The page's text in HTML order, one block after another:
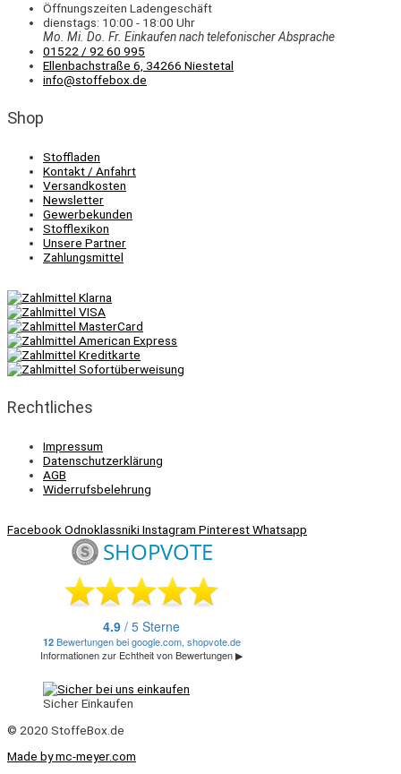
Öffnungszeiten Ladengeschäft
dienstags: 10:00 - 18:00 Uhr
Mo. Mi. Do. Fr. Einkaufennach telefonischer Absprache
01522 / 92 60 995
Ellenbachstraße 6, 34266 Niestetal
info@stoffebox.de
Shop
Stoffladen
Kontakt / Anfahrt
Versandkosten
Newsletter
Gewerbekunden
Stofflexikon
Unsere Partner
Zahlungsmittel
Rechtliches
Impressum
Datenschutzerklärung
AGB
Widerrufsbelehrung
FacebookOdnoklassnikiInstagram PinterestWhatsapp
Sicher Einkaufen
© 2020 StoffeBox.de
Made by mc-meyer.com